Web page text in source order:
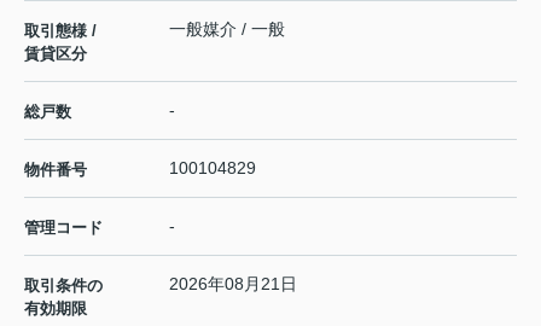
取引態様 /
賃貸区分
一般媒介 / 一般
総戸数 -
物件番号 100104829
管理コード -
取引条件の
有効期限
2026年08月21日